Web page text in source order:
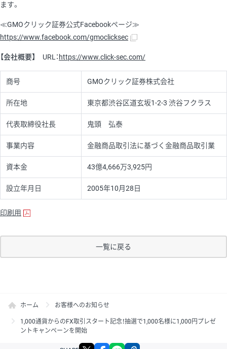
ます。
≪GMOクリック証券公式Facebookページ≫
https://www.facebook.com/gmoclicksec
【会社概要】 URL： https://www.click-sec.com/
商号 GMOクリック証券株式会社
所在地 東京都渋谷区道玄坂1-2-3 渋谷フクラス
代表取締役社長 鬼頭 弘泰
事業内容 金融商品取引法に基づく金融商品取引業
資本金 43億4,666万3,925円
設立年月日 2005年10月28日
印刷用
一覧に戻る
ホーム お客様へのお知らせ
1,000通貨からのFX取引スタート記念！抽選で1,000名様に1,000円プレゼ
ントキャンペーンを開始
X facebook